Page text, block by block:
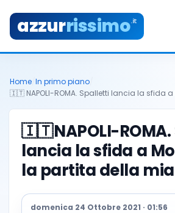
azzurrissimo.it
Home In primo piano
🇮🇹 NAPOLI-ROMA. Spalletti lancia la sfida a
🇮🇹NAPOLI-
lancia la sfida a
la partita della
domenica 24 Ottobre 2021 · 01:56